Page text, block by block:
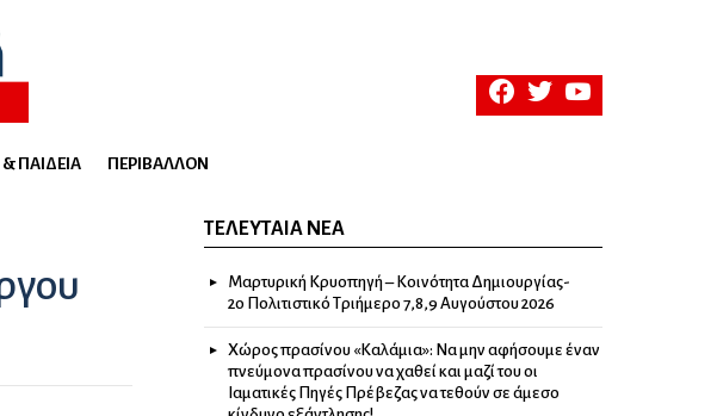
facebooktwitteryoutube
ΠΑΙΔΕΊΑ ΠΕΡΙΒΆΛΛΟΝ
ΤΕΛΕΥΤΑΊΑ ΝΈΑ
Μαρτυρική Κρυοπηγή – Κοινότητα Δημιουργίας-
2ο Πολιτιστικό Τριήμερο 7,8,9 Αυγούστου 2026
Χώρος πρασίνου «Καλάμια»: Να μην αφήσουμε έναν
πνεύμονα πρασίνου να χαθεί και μαζί του οι
Ιαματικές Πηγές Πρέβεζας να τεθούν σε άμεσο